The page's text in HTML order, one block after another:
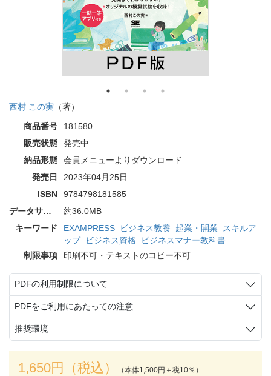
西村 この実 （著）
商品番号
181580
販売状態
発売中
納品形態
会員メニューよりダウンロード
発売日
2023年04月25日
ISBN
9784798181585
データサイズ
約36.0MB
キーワード
EXAMPRESS ビジネス教養 起業・開業
スキルア
ップ
ビジネス資格
ビジネスマナー教科書
制限事項
印刷不可・テキストのコピー不可
PDFの利用制限について
PDFをご利用にあたっての注意
推奨環境
1,650円（税込） （本体1,500円＋税10％）